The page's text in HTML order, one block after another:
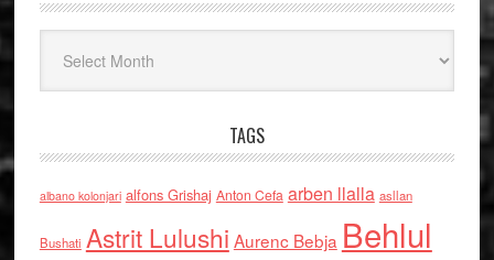
TAGS
albano kolonjari alfons Grishaj Anton Cefa arben llalla asllan
Bushati Astrit Lulushi Aurenc Bebja Behlul